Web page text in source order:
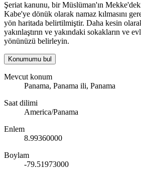
Şeriat kanunu, bir Müslüman'ın
Kabe'ye dönük olarak namaz kılmasını
yön haritada belirtilmiştir. Daha kesin
yakınlaştırın ve yakındaki sokakların ve
yönünüzü belirleyin.
Konumumu bul
Mevcut konum
Panama, Panama ili, Panama
Saat dilimi
America/Panama
Enlem
8.99360000
Boylam
-79.51973000